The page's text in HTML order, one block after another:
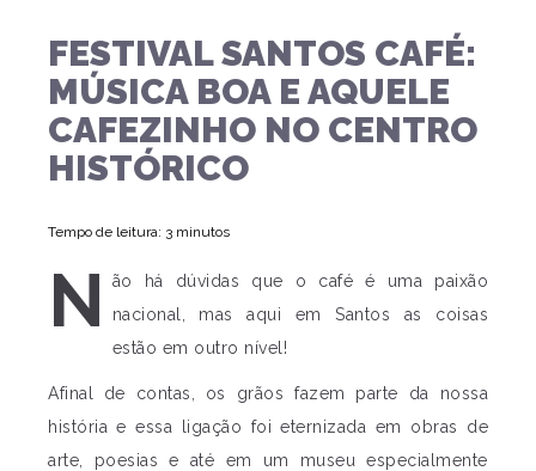
FESTIVAL SANTOS CAFÉ:
MÚSICA BOA E AQUELE
CAFEZINHO NO CENTRO
HISTÓRICO
Tempo de leitura: 3 minutos
N
ão há dúvidas que o café é uma paixão
nacional, mas aqui em Santos as coisas
estão em outro nível!
Afinal de contas, os grãos fazem parte da nossa
história e essa ligação foi eternizada em obras de
arte, poesias e até em um museu especialmente